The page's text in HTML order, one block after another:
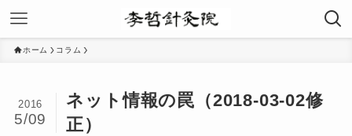
ホーム コラム
ネット情報の罠（2018-03-02修
正）
2016
5/09